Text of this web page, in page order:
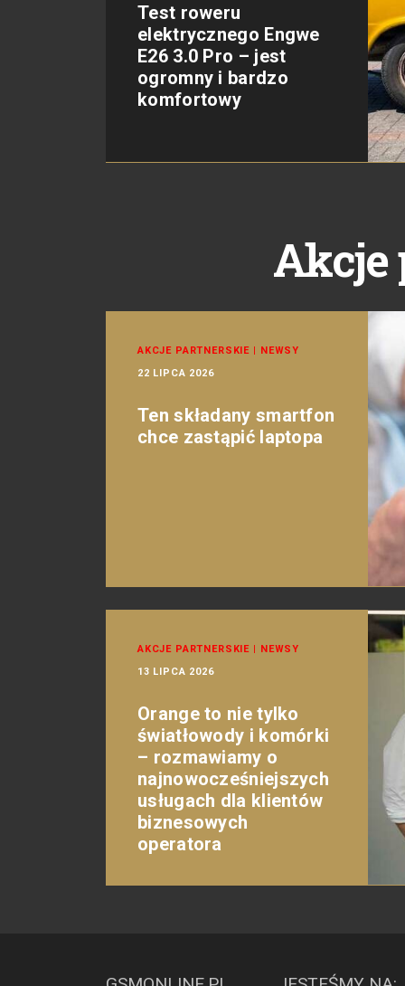
Test roweru
elektrycznego Engwe
E26 3.0 Pro – jest
ogromny i bardzo
komfortowy
Akcje
AKCJE PARTNERSKIE | NEWSY
22 LIPCA 2026
Ten składany smartfon
chce zastąpić laptopa
AKCJE PARTNERSKIE | NEWSY
13 LIPCA 2026
Orange to nie tylko
światłowody i komórki
– rozmawiamy o
najnowocześniejszych
usługach dla klientów
biznesowych
operatora